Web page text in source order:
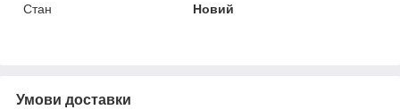
Стан
Новий
Умови доставки